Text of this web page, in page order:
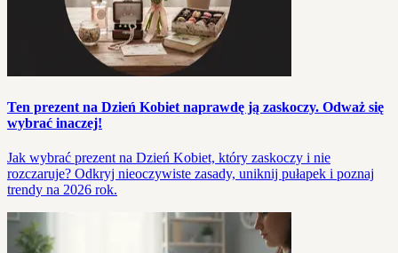
Ten prezent na Dzień Kobiet naprawdę ją zaskoczy. Odważ się
wybrać inaczej!
Jak wybrać prezent na Dzień Kobiet, który zaskoczy i nie
rozczaruje? Odkryj nieoczywiste zasady, uniknij pułapek i poznaj
trendy na 2026 rok.